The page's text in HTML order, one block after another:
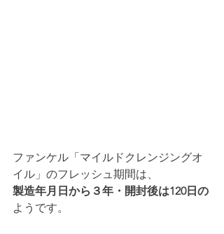
ファンケル「マイルドクレンジングオ
イル」のフレッシュ期間は、
製造年月日から３年・開封後は120日の
ようです。